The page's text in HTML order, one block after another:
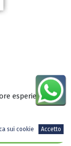
esperienza
sui cookie Accetto